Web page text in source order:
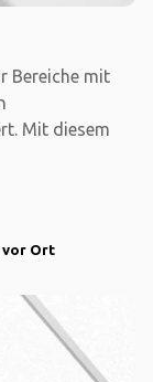
Bereiche mit
Mit diesem
vor Ort